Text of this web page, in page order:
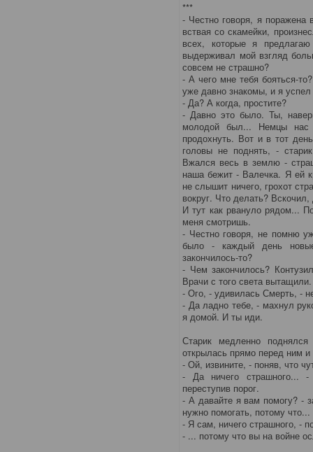
***
- Честно говоря, я
вствая со скамейки,
всех, которые я
выдерживал мой взгляд
совсем не страшно?
- А чего мне тебя бояться-
уже давно знакомы, и я
- Да? А когда, простите?
- Давно это было. Ты,
молодой был... Немцы нас
продохнуть. Вот и в тот
головы не поднять, -
Вжался весь в землю -
наша бежит - Валечка. Я ей
не слышит ничего, грохот
вокруг. Что делать?
И тут как рвануло рядом...
меня смотришь.
- Честно говоря, не помню
было - каждый день
закончилось-то?
- Чем закончилось?
Врачи с того света
- Ого, - удивилась Смерть, -
- Да ладно тебе, - махнул
я домой. И ты иди.
Старик медленно
открылась прямо перед ним
- Ой, извините, - поняв, что
- Да ничего страшного... -
переступив порог.
- А давайте я вам помогу? -
нужно помогать, потому что...
- Я сам, ничего страшного, -
- ... потому что вы на войне